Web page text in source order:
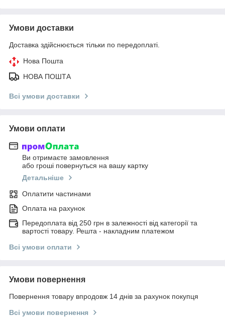
Умови доставки
Доставка здійснюється тільки по передоплаті.
Нова Пошта
НОВА ПОШТА
Всі умови доставки
Умови оплати
Ви отримаєте замовлення
або гроші повернуться на вашу картку
Детальніше
Оплатити частинами
Оплата на рахунок
Передоплата від 250 грн в залежності від категорії та
вартості товару. Решта - накладним платежом
Всі умови оплати
Умови повернення
Повернення товару впродовж 14 днів за рахунок покупця
Всі умови повернення